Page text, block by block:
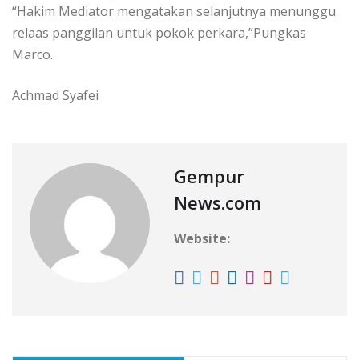
“Hakim Mediator mengatakan selanjutnya menunggu
relaas panggilan untuk pokok perkara,”Pungkas
Marco.
Achmad Syafei
Gempur
News.com
Website: